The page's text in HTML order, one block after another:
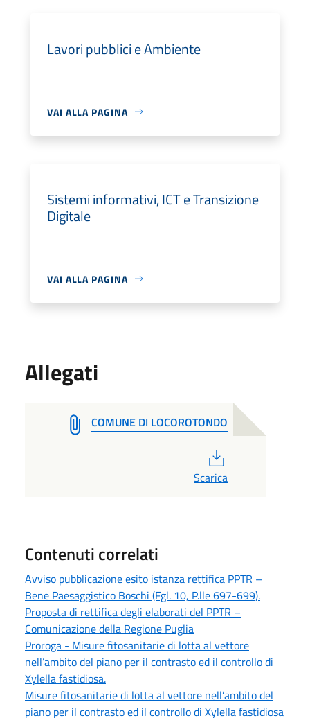
Lavori pubblici e Ambiente
VAI ALLA PAGINA
Sistemi informativi, ICT e Transizione
Digitale
VAI ALLA PAGINA
Allegati
COMUNE DI LOCOROTONDO
Scarica
Contenuti correlati
Avviso pubblicazione esito istanza rettifica PPTR –
Bene Paesaggistico Boschi (Fgl. 10, P.lle 697-699).
Proposta di rettifica degli elaborati del PPTR –
Comunicazione della Regione Puglia
Proroga - Misure fitosanitarie di lotta al vettore
nell’ambito del piano per il contrasto ed il controllo di
Xylella fastidiosa.
Misure fitosanitarie di lotta al vettore nell’ambito del
piano per il contrasto ed il controllo di Xylella fastidiosa